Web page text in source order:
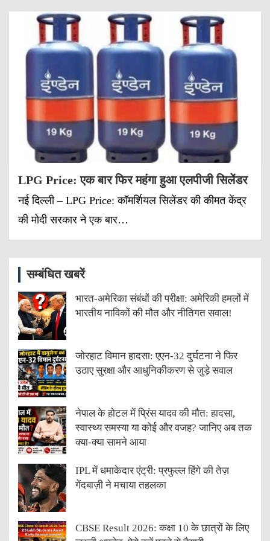
LPG Price: एक बार फिर महंगा हुआ एलपीजी सिलेंडर
नई दिल्ली – LPG Price: कॉमर्शियल सिलेंडर की कीमत केंद्र
की मोदी सरकार ने एक बार…
सम्बंधित खबरें
भारत-अमेरिका संबंधों की परीक्षा: अमेरिकी हमलों में
भारतीय नाविकों की मौत और नीतिगत सवाल!
जोरहाट विमान हादसा: एएन-32 दुर्घटना ने फिर
उठाए सुरक्षा और आधुनिकीकरण से जुड़े सवाल
नेपाल के होटल में प्रिंस यादव की मौत: हादसा,
स्वास्थ्य समस्या या कोई और वजह? जानिए अब तक
क्या-क्या सामने आया
IPL में धमाकेदार एंट्री: प्रफुल्ल हिंगे की तेज़
गेंदबाज़ी ने मचाया तहलका
CBSE Result 2026: कक्षा 10 के छात्रों के लिए